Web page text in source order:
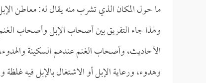
ما حول المكان الذي تشرب منه يقال له: معاطن
ولهذا جاء التفريق بين أصحاب الإبل وأصحاب
الأحاديث، وأصحاب الغنم عندهم السكينة
وهدوء، ورعاية الإبل أو الاشتغال بالإبل فيه